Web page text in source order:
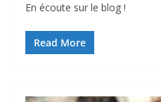
En écoute sur le blog !
Read More